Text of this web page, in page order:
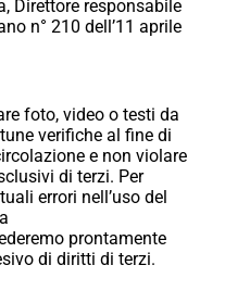
Direttore responsabile
n° 210 dell’11 aprile
foto, video o testi da
verifiche al fine di
e non violare
di terzi. Per
errori nell’uso del
prontamente
di diritti di terzi.